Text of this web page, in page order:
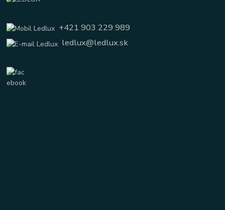
+421 903 229 989
ledlux@ledlux.sk